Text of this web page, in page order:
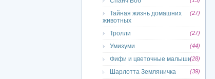
Тайная жизнь домашних
животных
(27)
Тролли (27)
Умизуми (44)
Фифи и цветочные малыши(28)
Шарлотта Земляничка (39)